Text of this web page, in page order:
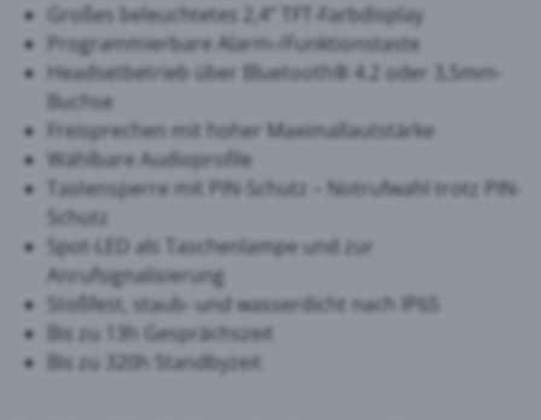
Großes beleuchtetes 2,4“ TFT-Farbdisplay
Programmierbare Alarm-/Funktionstaste
Headsetbetrieb über Bluetooth® 4.2 oder 3,5mm-
Buchse
Freisprechen mit hoher Maximallautstärke
Wählbare Audioprofile
Tastensperre mit PIN-Schutz – Notrufwahl trotz PIN-
Schutz
Spot-LED als Taschenlampe und zur
Anrufsignalisierung
Stoßfest, staub- und wasserdicht nach IP65
Bis zu 13h Gesprächszeit
Bis zu 320h Standbyzeit